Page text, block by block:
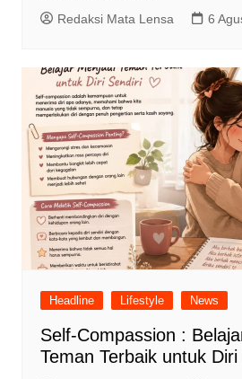
Redaksi Mata Lensa 6
Headline Lifestyle News
Self-Compassion :
Teman Terbaik untuk